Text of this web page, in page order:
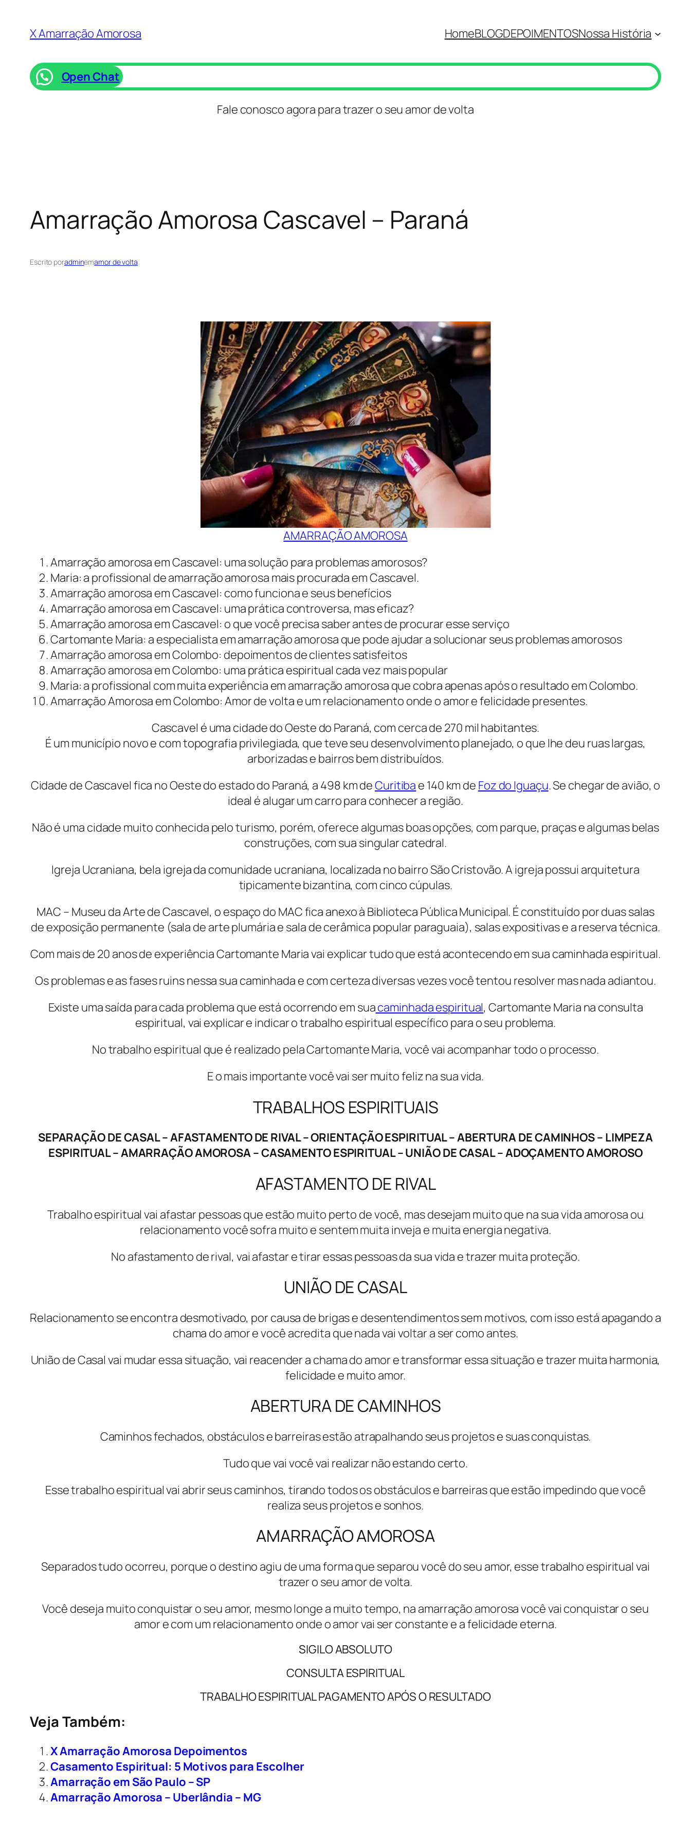
X Amarração Amorosa HomeBLOGDEPOIMENTOSNossa História
Open Chat
Fale conosco agora para trazer o seu amor de volta
Amarração Amorosa Cascavel – Paraná
Escrito poradminemamor de volta
AMARRAÇÃO AMOROSA
Amarração amorosa em Cascavel: uma solução para problemas amorosos?
Maria: a profissional de amarração amorosa mais procurada em Cascavel.
Amarração amorosa em Cascavel: como funciona e seus benefícios
Amarração amorosa em Cascavel: uma prática controversa, mas eficaz?
Amarração amorosa em Cascavel: o que você precisa saber antes de procurar esse serviço
Cartomante Maria: a especialista em amarração amorosa que pode ajudar a solucionar seus problemas amorosos
Amarração amorosa em Colombo: depoimentos de clientes satisfeitos
Amarração amorosa em Colombo: uma prática espiritual cada vez mais popular
Maria: a profissional com muita experiência em amarração amorosa que cobra apenas após o resultado em Colombo.
Amarração Amorosa em Colombo: Amor de volta e um relacionamento onde o amor e felicidade presentes.
Cascavel é uma cidade do Oeste do Paraná, com cerca de 270 mil habitantes.
É um município novo e com topografia privilegiada, que teve seu desenvolvimento planejado, o que lhe deu ruas largas,
arborizadas e bairros bem distribuídos.
Cidade de Cascavel fica no Oeste do estado do Paraná, a 498 km deCuritiba e 140 km de Foz do Iguaçu. Se chegar de avião, o
ideal é alugar um carro para conhecer a região.
Não é uma cidade muito conhecida pelo turismo, porém, oferece algumas boas opções, com parque, praças e algumas belas
construções, com sua singular catedral.
Igreja Ucraniana, bela igreja da comunidade ucraniana, localizada no bairro São Cristovão. A igreja possui arquitetura
tipicamente bizantina, com cinco cúpulas.
MAC – Museu da Arte de Cascavel, o espaço do MAC fica anexo à Biblioteca Pública Municipal. É constituído por duas salas
de exposição permanente (sala de arte plumária e sala de cerâmica popular paraguaia), salas expositivas e a reserva técnica.
Com mais de 20 anos de experiência Cartomante Maria vai explicar tudo que está acontecendo em sua caminhada espiritual.
Os problemas e as fases ruins nessa sua caminhada e com certeza diversas vezes você tentou resolver mas nada adiantou.
Existe uma saída para cada problema que está ocorrendo em suacaminhada espiritual, Cartomante Maria na consulta
espiritual, vai explicar e indicar o trabalho espiritual específico para o seu problema.
No trabalho espiritual que é realizado pela Cartomante Maria, você vai acompanhar todo o processo.
E o mais importante você vai ser muito feliz na sua vida.
TRABALHOS ESPIRITUAIS
SEPARAÇÃO DE CASAL – AFASTAMENTO DE RIVAL – ORIENTAÇÃO ESPIRITUAL – ABERTURA DE CAMINHOS – LIMPEZA
ESPIRITUAL – AMARRAÇÃO AMOROSA – CASAMENTO ESPIRITUAL – UNIÃO DE CASAL – ADOÇAMENTO AMOROSO
AFASTAMENTO DE RIVAL
Trabalho espiritual vai afastar pessoas que estão muito perto de você, mas desejam muito que na sua vida amorosa ou
relacionamento você sofra muito e sentem muita inveja e muita energia negativa.
No afastamento de rival, vai afastar e tirar essas pessoas da sua vida e trazer muita proteção.
UNIÃO DE CASAL
Relacionamento se encontra desmotivado, por causa de brigas e desentendimentos sem motivos, com isso está apagando a
chama do amor e você acredita que nada vai voltar a ser como antes.
União de Casal vai mudar essa situação, vai reacender a chama do amor e transformar essa situação e trazer muita harmonia,
felicidade e muito amor.
ABERTURA DE CAMINHOS
Caminhos fechados, obstáculos e barreiras estão atrapalhando seus projetos e suas conquistas.
Tudo que vai você vai realizar não estando certo.
Esse trabalho espiritual vai abrir seus caminhos, tirando todos os obstáculos e barreiras que estão impedindo que você
realiza seus projetos e sonhos.
AMARRAÇÃO AMOROSA
Separados tudo ocorreu, porque o destino agiu de uma forma que separou você do seu amor, esse trabalho espiritual vai
trazer o seu amor de volta.
Você deseja muito conquistar o seu amor, mesmo longe a muito tempo, na amarração amorosa você vai conquistar o seu
amor e com um relacionamento onde o amor vai ser constante e a felicidade eterna.
SIGILO ABSOLUTO
CONSULTA ESPIRITUAL
TRABALHO ESPIRITUAL PAGAMENTO APÓS O RESULTADO
Veja Também:
X Amarração Amorosa Depoimentos
Casamento Espiritual: 5 Motivos para Escolher
Amarração em São Paulo – SP
Amarração Amorosa – Uberlândia – MG